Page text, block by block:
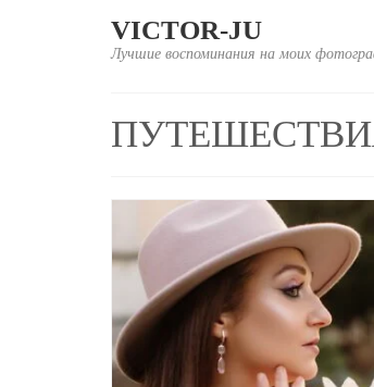
VICTOR-JU
Лучшие воспоминания на моих